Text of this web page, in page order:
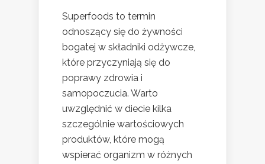
Superfoods to termin
odnoszący się do żywności
bogatej w składniki odżywcze,
które przyczyniają się do
poprawy zdrowia i
samopoczucia. Warto
uwzględnić w diecie kilka
szczególnie wartościowych
produktów, które mogą
wspierać organizm w różnych